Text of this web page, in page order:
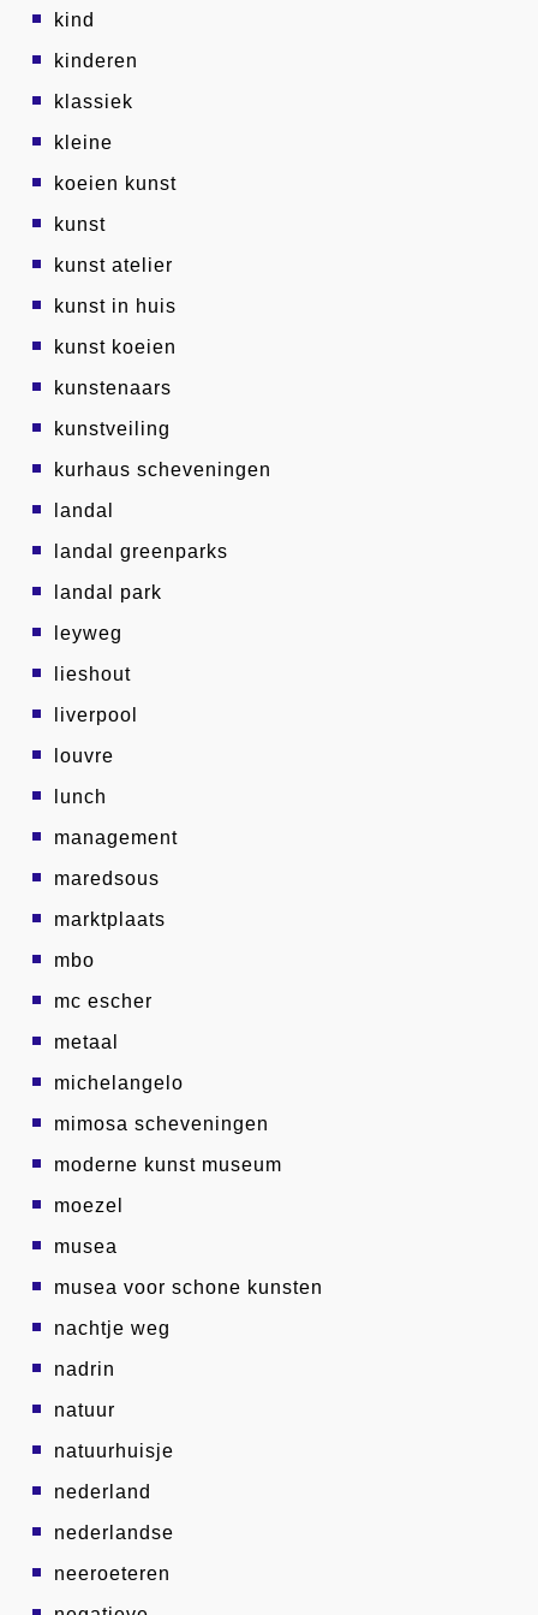
kind
kinderen
klassiek
kleine
koeien kunst
kunst
kunst atelier
kunst in huis
kunst koeien
kunstenaars
kunstveiling
kurhaus scheveningen
landal
landal greenparks
landal park
leyweg
lieshout
liverpool
louvre
lunch
management
maredsous
marktplaats
mbo
mc escher
metaal
michelangelo
mimosa scheveningen
moderne kunst museum
moezel
musea
musea voor schone kunsten
nachtje weg
nadrin
natuur
natuurhuisje
nederland
nederlandse
neeroeteren